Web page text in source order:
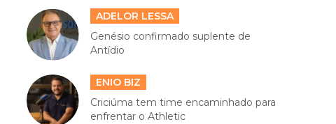
ADELOR LESSA
Genésio confirmado suplente de
Antídio
ENIO BIZ
Criciúma tem time encaminhado para
enfrentar o Athletic